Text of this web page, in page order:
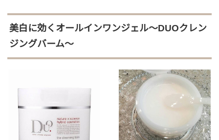
美白に効くオールインワンジェル～DUOクレン
ジングバーム～